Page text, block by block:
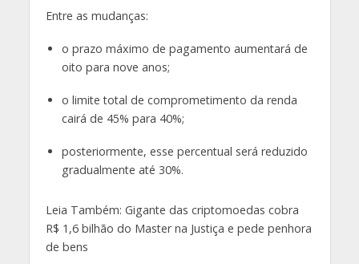
Entre as mudanças:
o prazo máximo de pagamento aumentará de
oito para nove anos;
o limite total de comprometimento da renda
cairá de 45% para 40%;
posteriormente, esse percentual será reduzido
gradualmente até 30%.
Leia Também: Gigante das criptomoedas cobra
R$ 1,6 bilhão do Master na Justiça e pede penhora
de bens